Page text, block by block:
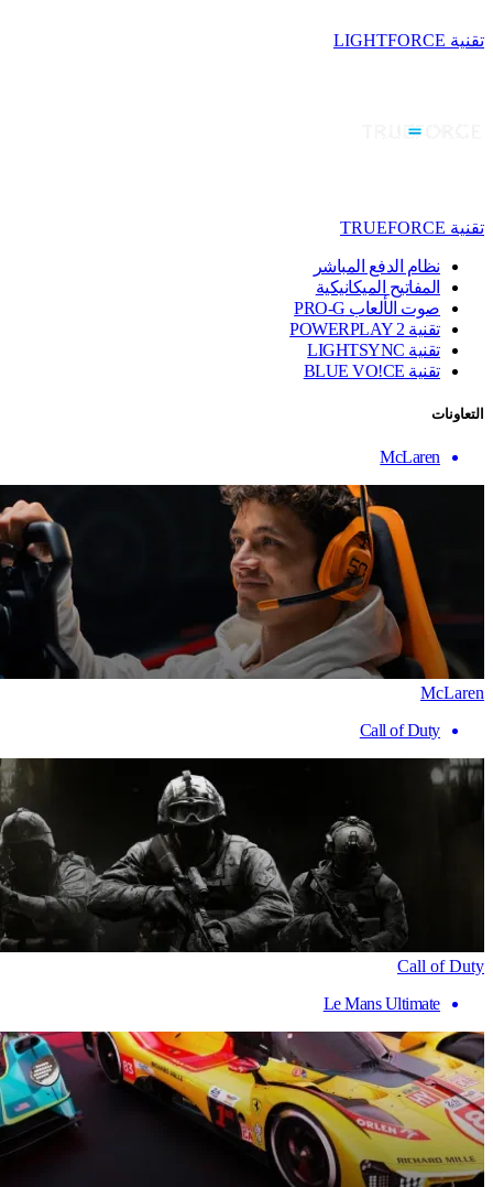
تقنية LIGHTFORCE
تقنية TRUEFORCE
نظام الدفع المباشر
المفاتيح الميكانيكية
صوت الألعاب PRO-G
تقنية ‏POWERPLAY 2
تقنية LIGHTSYNC
تقنية BLUE VO!CE
التعاونات
McLaren
McLaren
Call of Duty
Call of Duty
Le Mans Ultimate